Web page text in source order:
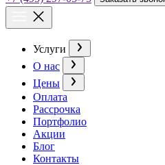
Услуги
О нас
Цены
Оплата
Рассрочка
Портфолио
Акции
Блог
Контакты